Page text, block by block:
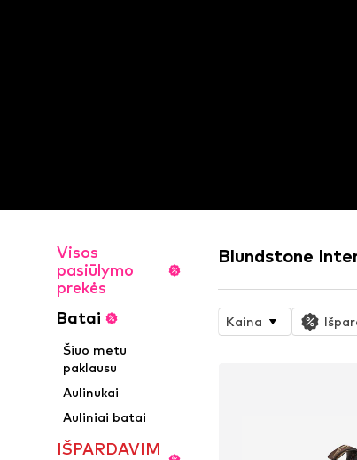
Visos
pasiūlymo
prekės
Batai
Šiuo metu
paklausu
Aulinukai
Auliniai batai
IŠPARDAVIM
Blundstone
Kaina